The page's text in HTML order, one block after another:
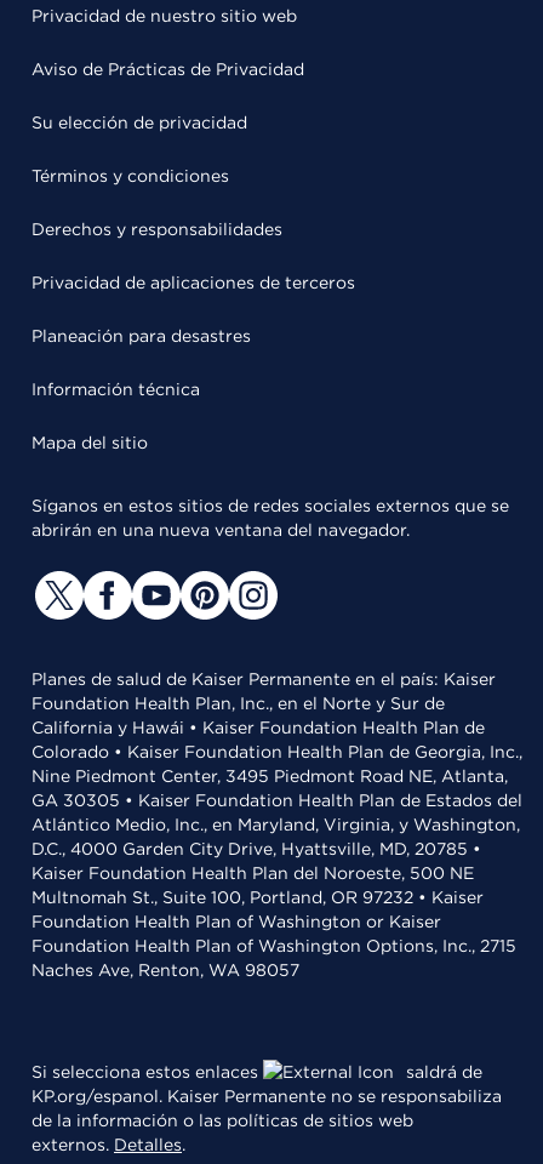
Privacidad de nuestro sitio web
Aviso de Prácticas de Privacidad
Su elección de privacidad
Términos y condiciones
Derechos y responsabilidades
Privacidad de aplicaciones de terceros
Planeación para desastres
Información técnica
Mapa del sitio
Síganos en estos sitios de redes sociales externos que se
abrirán en una nueva ventana del navegador.
Planes de salud de Kaiser Permanente en el país: Kaiser
Foundation Health Plan, Inc., en el Norte y Sur de
California y Hawái • Kaiser Foundation Health Plan de
Colorado • Kaiser Foundation Health Plan de Georgia, Inc.,
Nine Piedmont Center, 3495 Piedmont Road NE, Atlanta,
GA 30305 • Kaiser Foundation Health Plan de Estados del
Atlántico Medio, Inc., en Maryland, Virginia, y Washington,
D.C., 4000 Garden City Drive, Hyattsville, MD, 20785 •
Kaiser Foundation Health Plan del Noroeste, 500 NE
Multnomah St., Suite 100, Portland, OR 97232 • Kaiser
Foundation Health Plan of Washington or Kaiser
Foundation Health Plan of Washington Options, Inc., 2715
Naches Ave, Renton, WA 98057
Si selecciona estos enlaces
saldrá de
KP.org/espanol. Kaiser Permanente no se responsabiliza
de la información o las políticas de sitios web
externos. Detalles.